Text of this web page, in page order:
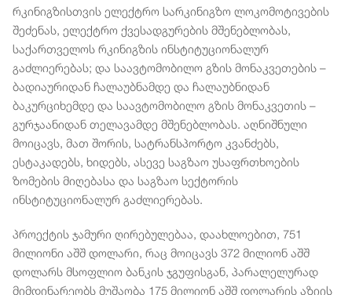
რკინიგზისთვის ელექტრო სარკინიგზო ლოკომოტივების
შეძენას, ელექტრო ქვესადგურების მშენებლობას,
საქართველოს რკინიგზის ინსტიტუციონალურ
გაძლიერებას; და საავტომობილო გზის მონაკვეთების –
ბადიაურიდან ჩალაუბნამდე და ჩალაუბნიდან
ბაკურციხემდე და საავტომობილო გზის მონაკვეთის –
გურჯაანიდან თელავამდე მშენებლობას. აღნიშნული
მოიცავს, მათ შორის, სატრანსპორტო კვანძებს,
ესტაკადებს, ხიდებს, ასევე საგზაო უსაფრთხოების
ზომების მიღებასა და საგზაო სექტორის
ინსტიტუციონალურ გაძლიერებას.
პროექტის ჯამური ღირებულებაა, დაახლოებით, 751
მილიონი აშშ დოლარი, რაც მოიცავს 372 მილიონ აშშ
დოლარს მსოფლიო ბანკის ჯგუფისგან, პარალელურად
მიმდინარეობს მუშაობა 175 მილიონ აშშ დოლარის აზიის